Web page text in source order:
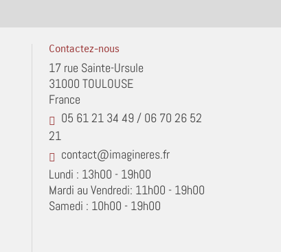
Contactez-nous
17 rue Sainte-Ursule
31000 TOULOUSE
France
05 61 21 34 49 / 06 70 26 52
21
contact@imagineres.fr
Lundi : 13h00 - 19h00
Mardi au Vendredi: 11h00 - 19h00
Samedi : 10h00 - 19h00